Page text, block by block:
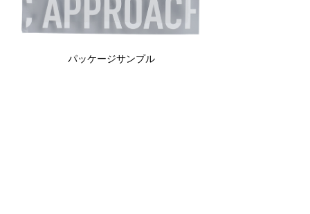
パッケージサンプル